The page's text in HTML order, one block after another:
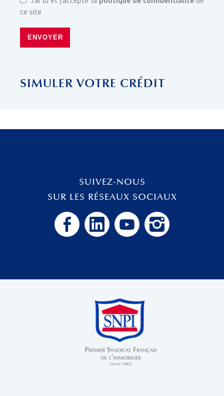
ce site
ENVOYER
SIMULER VOTRE CRÉDIT
SUIVEZ-NOUS
SUR LES RÉSEAUX SOCIAUX